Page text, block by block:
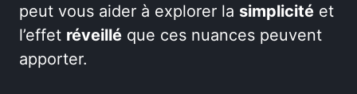
peut vous aider à explorer la simplicité et
l’effet réveillé que ces nuances peuvent
apporter.